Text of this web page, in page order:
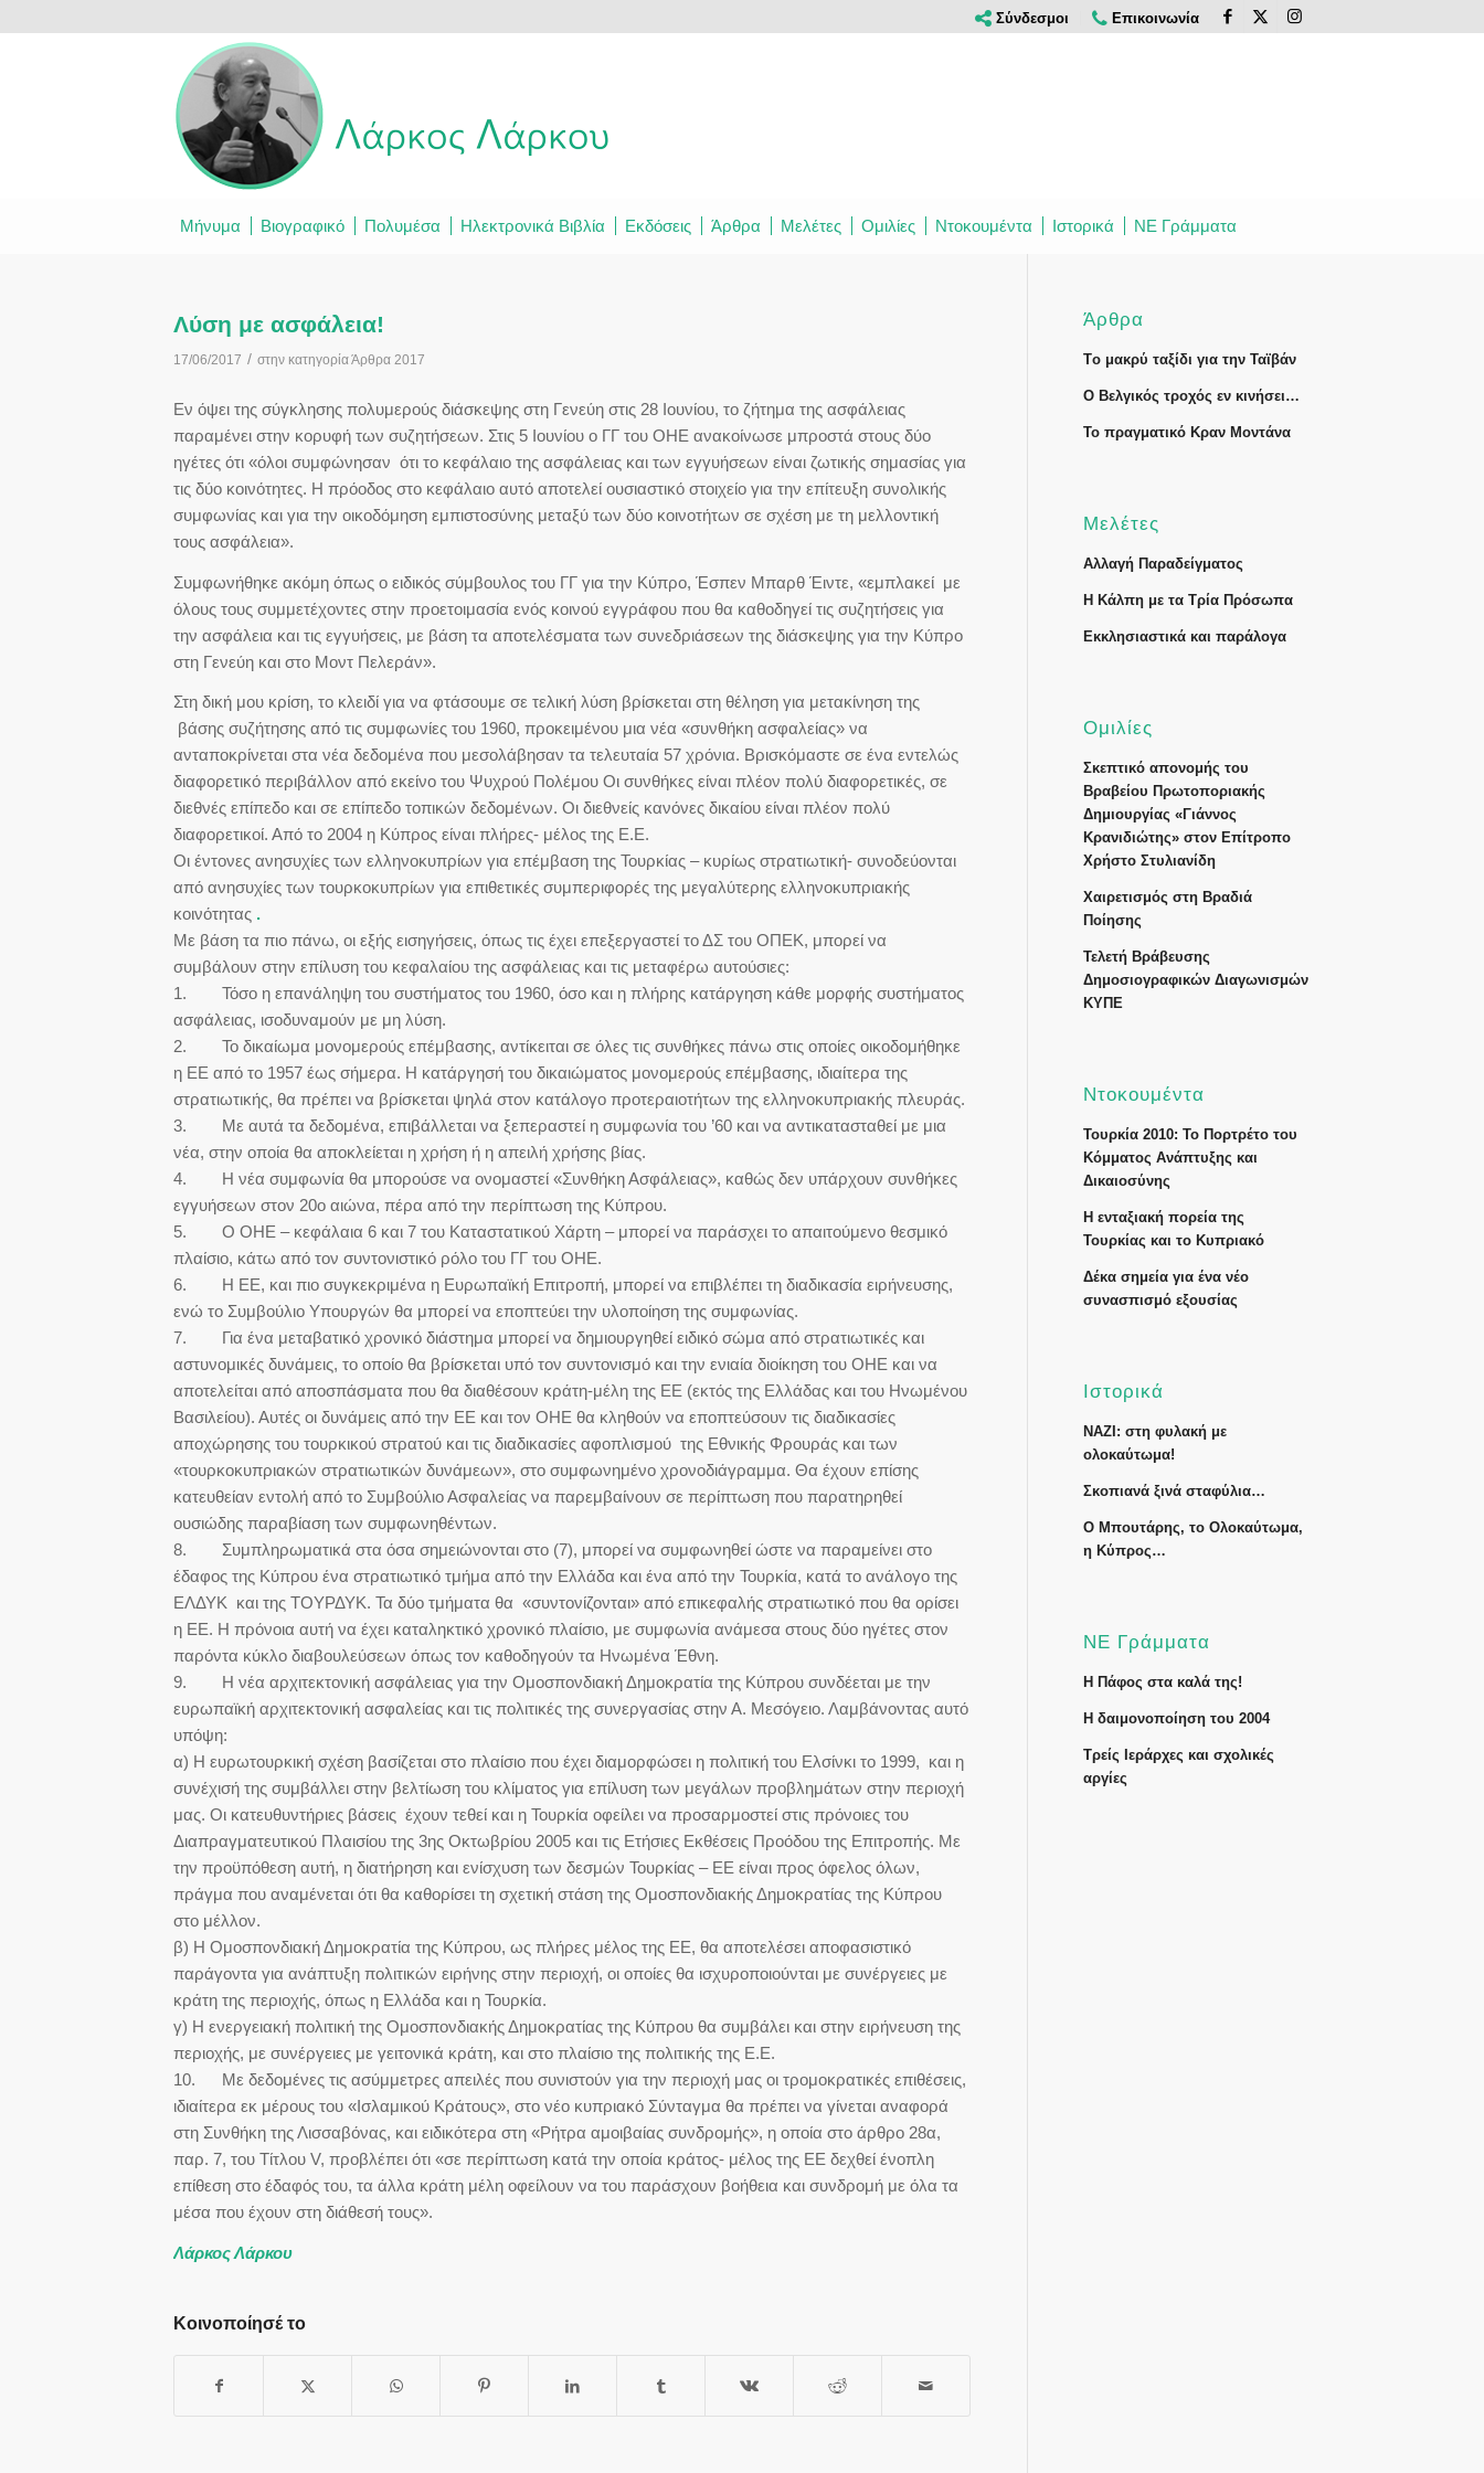
Σύνδεσμοι Επικοινωνία
Μήνυμα Βιογραφικό Πολυμέσα Ηλεκτρονικά Βιβλία Εκδόσεις Άρθρα Μελέτες Ομιλίες Ντοκουμέντα Ιστορικά ΝΕ Γράμματα
Λύση με ασφάλεια!
17/06/2017 / στην κατηγορίαΆρθρα 2017
Εν όψει της σύγκλησης πολυμερούς διάσκεψης στη Γενεύη στις 28 Ιουνίου, το ζήτημα της ασφάλειας
παραμένει στην κορυφή των συζητήσεων. Στις 5 Ιουνίου ο ΓΓ του ΟΗΕ ανακοίνωσε μπροστά στους δύο
ηγέτες ότι «όλοι συμφώνησαν ότι το κεφάλαιο της ασφάλειας και των εγγυήσεων είναι ζωτικής σημασίας για
τις δύο κοινότητες. Η πρόοδος στο κεφάλαιο αυτό αποτελεί ουσιαστικό στοιχείο για την επίτευξη συνολικής
συμφωνίας και για την οικοδόμηση εμπιστοσύνης μεταξύ των δύο κοινοτήτων σε σχέση με τη μελλοντική
τους ασφάλεια».
Συμφωνήθηκε ακόμη όπως ο ειδικός σύμβουλος του ΓΓ για την Κύπρο, Έσπεν Μπαρθ Έιντε, «εμπλακεί με
όλους τους συμμετέχοντες στην προετοιμασία ενός κοινού εγγράφου που θα καθοδηγεί τις συζητήσεις για
την ασφάλεια και τις εγγυήσεις, με βάση τα αποτελέσματα των συνεδριάσεων της διάσκεψης για την Κύπρο
στη Γενεύη και στο Μοντ Πελεράν».
Στη δική μου κρίση, το κλειδί για να φτάσουμε σε τελική λύση βρίσκεται στη θέληση για μετακίνηση της
βάσης συζήτησης από τις συμφωνίες του 1960, προκειμένου μια νέα «συνθήκη ασφαλείας» να
ανταποκρίνεται στα νέα δεδομένα που μεσολάβησαν τα τελευταία 57 χρόνια. Βρισκόμαστε σε ένα εντελώς
διαφορετικό περιβάλλον από εκείνο του Ψυχρού Πολέμου Οι συνθήκες είναι πλέον πολύ διαφορετικές, σε
διεθνές επίπεδο και σε επίπεδο τοπικών δεδομένων. Οι διεθνείς κανόνες δικαίου είναι πλέον πολύ
διαφορετικοί. Από το 2004 η Κύπρος είναι πλήρες- μέλος της Ε.Ε.
Οι έντονες ανησυχίες των ελληνοκυπρίων για επέμβαση της Τουρκίας – κυρίως στρατιωτική- συνοδεύονται
από ανησυχίες των τουρκοκυπρίων για επιθετικές συμπεριφορές της μεγαλύτερης ελληνοκυπριακής
κοινότητας .
Με βάση τα πιο πάνω, οι εξής εισηγήσεις, όπως τις έχει επεξεργαστεί το ΔΣ του ΟΠΕΚ, μπορεί να
συμβάλουν στην επίλυση του κεφαλαίου της ασφάλειας και τις μεταφέρω αυτούσιες:
1. Τόσο η επανάληψη του συστήματος του 1960, όσο και η πλήρης κατάργηση κάθε μορφής συστήματος
ασφάλειας, ισοδυναμούν με μη λύση.
2. Το δικαίωμα μονομερούς επέμβασης, αντίκειται σε όλες τις συνθήκες πάνω στις οποίες οικοδομήθηκε
η ΕΕ από το 1957 έως σήμερα. Η κατάργησή του δικαιώματος μονομερούς επέμβασης, ιδιαίτερα της
στρατιωτικής, θα πρέπει να βρίσκεται ψηλά στον κατάλογο προτεραιοτήτων της ελληνοκυπριακής πλευράς.
3. Με αυτά τα δεδομένα, επιβάλλεται να ξεπεραστεί η συμφωνία του ’60 και να αντικατασταθεί με μια
νέα, στην οποία θα αποκλείεται η χρήση ή η απειλή χρήσης βίας.
4. Η νέα συμφωνία θα μπορούσε να ονομαστεί «Συνθήκη Ασφάλειας», καθώς δεν υπάρχουν συνθήκες
εγγυήσεων στον 20ο αιώνα, πέρα από την περίπτωση της Κύπρου.
5. Ο ΟΗΕ – κεφάλαια 6 και 7 του Καταστατικού Χάρτη – μπορεί να παράσχει το απαιτούμενο θεσμικό
πλαίσιο, κάτω από τον συντονιστικό ρόλο του ΓΓ του ΟΗΕ.
6. Η ΕΕ, και πιο συγκεκριμένα η Ευρωπαϊκή Επιτροπή, μπορεί να επιβλέπει τη διαδικασία ειρήνευσης,
ενώ το Συμβούλιο Υπουργών θα μπορεί να εποπτεύει την υλοποίηση της συμφωνίας.
7. Για ένα μεταβατικό χρονικό διάστημα μπορεί να δημιουργηθεί ειδικό σώμα από στρατιωτικές και
αστυνομικές δυνάμεις, το οποίο θα βρίσκεται υπό τον συντονισμό και την ενιαία διοίκηση του ΟΗΕ και να
αποτελείται από αποσπάσματα που θα διαθέσουν κράτη-μέλη της ΕΕ (εκτός της Ελλάδας και του Ηνωμένου
Βασιλείου). Αυτές οι δυνάμεις από την ΕΕ και τον ΟΗΕ θα κληθούν να εποπτεύσουν τις διαδικασίες
αποχώρησης του τουρκικού στρατού και τις διαδικασίες αφοπλισμού της Εθνικής Φρουράς και των
«τουρκοκυπριακών στρατιωτικών δυνάμεων», στο συμφωνημένο χρονοδιάγραμμα. Θα έχουν επίσης
κατευθείαν εντολή από το Συμβούλιο Ασφαλείας να παρεμβαίνουν σε περίπτωση που παρατηρηθεί
ουσιώδης παραβίαση των συμφωνηθέντων.
8. Συμπληρωματικά στα όσα σημειώνονται στο (7), μπορεί να συμφωνηθεί ώστε να παραμείνει στο
έδαφος της Κύπρου ένα στρατιωτικό τμήμα από την Ελλάδα και ένα από την Τουρκία, κατά το ανάλογο της
ΕΛΔΥΚ και της ΤΟΥΡΔΥΚ. Τα δύο τμήματα θα «συντονίζονται» από επικεφαλής στρατιωτικό που θα ορίσει
η ΕΕ. Η πρόνοια αυτή να έχει καταληκτικό χρονικό πλαίσιο, με συμφωνία ανάμεσα στους δύο ηγέτες στον
παρόντα κύκλο διαβουλεύσεων όπως τον καθοδηγούν τα Ηνωμένα Έθνη.
9. Η νέα αρχιτεκτονική ασφάλειας για την Ομοσπονδιακή Δημοκρατία της Κύπρου συνδέεται με την
ευρωπαϊκή αρχιτεκτονική ασφαλείας και τις πολιτικές της συνεργασίας στην Α. Μεσόγειο. Λαμβάνοντας αυτό
υπόψη:
α) Η ευρωτουρκική σχέση βασίζεται στο πλαίσιο που έχει διαμορφώσει η πολιτική του Ελσίνκι το 1999, και η
συνέχισή της συμβάλλει στην βελτίωση του κλίματος για επίλυση των μεγάλων προβλημάτων στην περιοχή
μας. Οι κατευθυντήριες βάσεις έχουν τεθεί και η Τουρκία οφείλει να προσαρμοστεί στις πρόνοιες του
Διαπραγματευτικού Πλαισίου της 3ης Οκτωβρίου 2005 και τις Ετήσιες Εκθέσεις Προόδου της Επιτροπής. Με
την προϋπόθεση αυτή, η διατήρηση και ενίσχυση των δεσμών Τουρκίας – ΕΕ είναι προς όφελος όλων,
πράγμα που αναμένεται ότι θα καθορίσει τη σχετική στάση της Ομοσπονδιακής Δημοκρατίας της Κύπρου
στο μέλλον.
β) Η Ομοσπονδιακή Δημοκρατία της Κύπρου, ως πλήρες μέλος της ΕΕ, θα αποτελέσει αποφασιστικό
παράγοντα για ανάπτυξη πολιτικών ειρήνης στην περιοχή, οι οποίες θα ισχυροποιούνται με συνέργειες με
κράτη της περιοχής, όπως η Ελλάδα και η Τουρκία.
γ) Η ενεργειακή πολιτική της Ομοσπονδιακής Δημοκρατίας της Κύπρου θα συμβάλει και στην ειρήνευση της
περιοχής, με συνέργειες με γειτονικά κράτη, και στο πλαίσιο της πολιτικής της Ε.Ε.
10. Με δεδομένες τις ασύμμετρες απειλές που συνιστούν για την περιοχή μας οι τρομοκρατικές επιθέσεις,
ιδιαίτερα εκ μέρους του «Ισλαμικού Κράτους», στο νέο κυπριακό Σύνταγμα θα πρέπει να γίνεται αναφορά
στη Συνθήκη της Λισσαβόνας, και ειδικότερα στη «Ρήτρα αμοιβαίας συνδρομής», η οποία στο άρθρο 28α,
παρ. 7, του Τίτλου V, προβλέπει ότι «σε περίπτωση κατά την οποία κράτος- μέλος της ΕΕ δεχθεί ένοπλη
επίθεση στο έδαφός του, τα άλλα κράτη μέλη οφείλουν να του παράσχουν βοήθεια και συνδρομή με όλα τα
μέσα που έχουν στη διάθεσή τους».
Λάρκος Λάρκου
Κοινοποίησέ το
Άρθρα
Tο μακρύ ταξίδι για την Ταϊβάν
Ο Βελγικός τροχός εν κινήσει…
Το πραγματικό Κραν Μοντάνα
Μελέτες
Αλλαγή Παραδείγματος
Η Κάλπη με τα Τρία Πρόσωπα
Εκκλησιαστικά και παράλογα
Ομιλίες
Σκεπτικό απονομής του
Βραβείου Πρωτοποριακής
Δημιουργίας «Γιάννος
Κρανιδιώτης» στον Επίτροπο
Χρήστο Στυλιανίδη
Χαιρετισμός στη Βραδιά
Ποίησης
Τελετή Βράβευσης
Δημοσιογραφικών Διαγωνισμών
ΚΥΠΕ
Ντοκουμέντα
Τουρκία 2010: Το Πορτρέτο του
Κόμματος Ανάπτυξης και
Δικαιοσύνης
Η ενταξιακή πορεία της
Τουρκίας και το Κυπριακό
Δέκα σημεία για ένα νέο
συνασπισμό εξουσίας
Ιστορικά
ΝΑΖΙ: στη φυλακή με
ολοκαύτωμα!
Σκοπιανά ξινά σταφύλια…
Ο Μπουτάρης, το Ολοκαύτωμα,
η Κύπρος…
ΝΕ Γράμματα
Η Πάφος στα καλά της!
Η δαιμονοποίηση του 2004
Τρείς Ιεράρχες και σχολικές
αργίες